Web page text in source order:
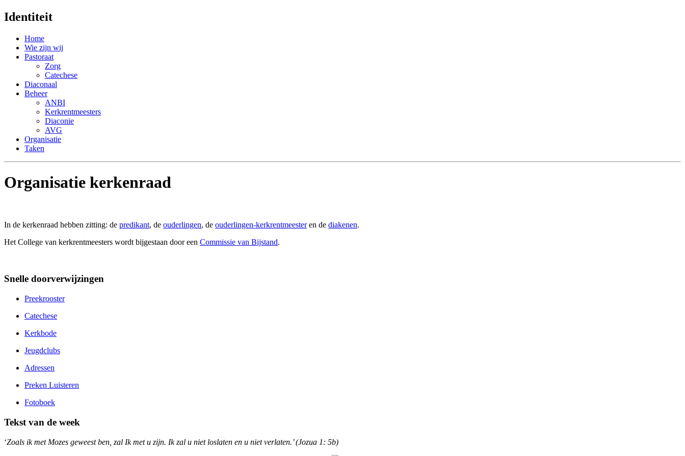
Identiteit
Home
Wie zijn wij
Pastoraat
Zorg
Catechese
Diaconaal
Beheer
ANBI
Kerkrentmeesters
Diaconie
AVG
Organisatie
Taken
Organisatie kerkenraad
In de kerkenraad hebben zitting: de predikant, de ouderlingen, de ouderlingen-kerkrentmeesteren de diakenen.
Het College van kerkrentmeesters wordt bijgestaan door een Commissie van Bijstand.
Snelle doorverwijzingen
Preekrooster
Catechese
Kerkbode
Jeugdclubs
Adressen
Preken Luisteren
Fotoboek
Tekst van de week
‘Zoals ik met Mozes geweest ben, zal Ik met u zijn. Ik zal u niet loslaten en u niet verlaten.’ (Jozua 1: 5b)